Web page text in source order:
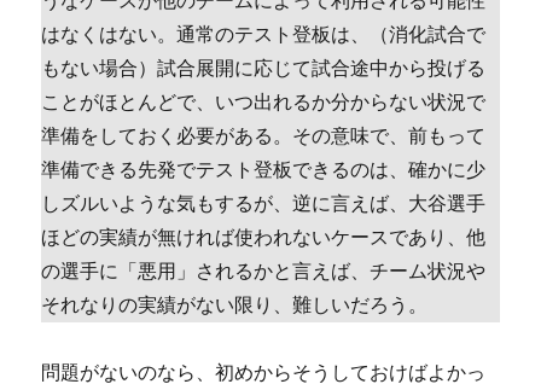
はなくはない。通常のテスト登板は、（消化試合で
もない場合）試合展開に応じて試合途中から投げる
ことがほとんどで、いつ出れるか分からない状況で
準備をしておく必要がある。その意味で、前もって
準備できる先発でテスト登板できるのは、確かに少
しズルいような気もするが、逆に言えば、大谷選手
ほどの実績が無ければ使われないケースであり、他
の選手に「悪用」されるかと言えば、チーム状況や
それなりの実績がない限り、難しいだろう。
問題がないのなら、初めからそうしておけばよかっ